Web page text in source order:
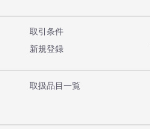
取引条件
新規登録
取扱品目一覧